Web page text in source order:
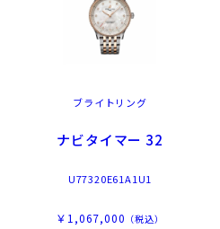
ブライトリング
ナビタイマー 32
U77320E61A1U1
￥1,067,000 （税込）